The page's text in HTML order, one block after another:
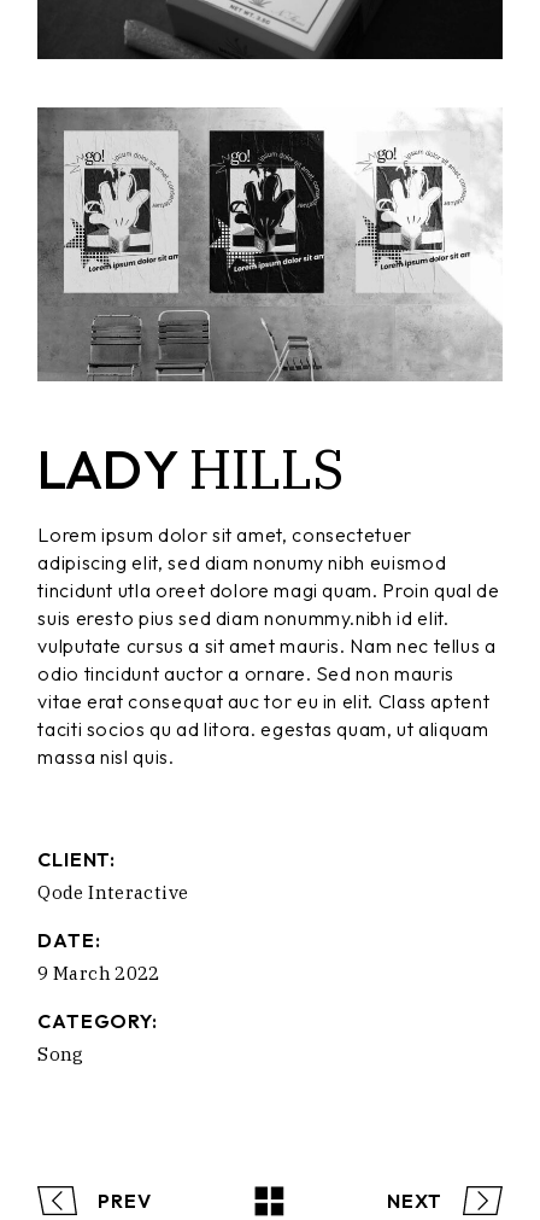
LADYHILLS
Lorem ipsum dolor sit amet, consectetuer
adipiscing elit, sed diam nonumy nibh euismod
tincidunt utla oreet dolore magi quam. Proin qual de
suis eresto pius sed diam nonummy.nibh id elit.
vulputate cursus a sit amet mauris. Nam nec tellus a
odio tincidunt auctor a ornare. Sed non mauris
vitae erat consequat auc tor eu in elit. Class aptent
taciti socios qu ad litora. egestas quam, ut aliquam
massa nisl quis.
CLIENT:
Qode Interactive
DATE:
9 March 2022
CATEGORY:
Song
PREV NEXT